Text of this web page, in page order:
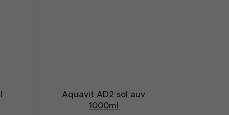
Aquavit AD2 sol auv
1000ml